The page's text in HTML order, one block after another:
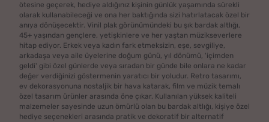
ötesine geçerek, hediye aldığınız kişinin günlük yaşamında sürekli
olarak kullanabileceği ve ona her baktığında sizi hatırlatacak özel bir
anıya dönüşecektir. Vinil plak görünümündeki bu şık bardak altlığı,
45+ yaşından gençlere, yetişkinlere ve her yaştan müzikseverlere
hitap ediyor. Erkek veya kadın fark etmeksizin, eşe, sevgiliye,
arkadaşa veya aile üyelerine doğum günü, yıl dönümü, 'içimden
geldi' gibi özel günlerde veya sıradan bir günde bile onlara ne kadar
değer verdiğinizi göstermenin yaratıcı bir yoludur. Retro tasarımı,
ev dekorasyonuna nostaljik bir hava katarak, film ve müzik temalı
özel tasarım ürünler arasında öne çıkar. Kullanılan yüksek kaliteli
malzemeler sayesinde uzun ömürlü olan bu bardak altlığı, kişiye özel
hediye seçenekleri arasında pratik ve dekoratif bir alternatif